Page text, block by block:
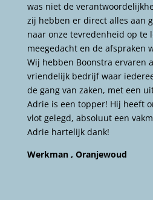
was niet de
zij hebben er direct alles aan
naar onze tevredenheid op te
meegedacht en de afspraken
Wij hebben Boonstra ervaren
vriendelijk bedrijf waar
de gang van zaken, met een
Adrie is een topper! Hij heeft
vlot gelegd, absoluut een
Adrie hartelijk dank!
Werkman , Oranjewoud